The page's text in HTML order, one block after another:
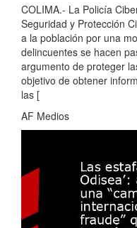
COLIMA.- La Policía
Seguridad y Protección
a la población por una
delincuentes se hacen
argumento de proteger
objetivo de obtener
las [
AF Medios